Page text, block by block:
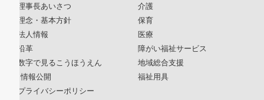
理事長あいさつ
理念・基本方針
法人情報
沿革
数字で見るこうほうえん
情報公開
プライバシーポリシー
介護
保育
医療
障がい福祉サービス
地域総合支援
福祉用具